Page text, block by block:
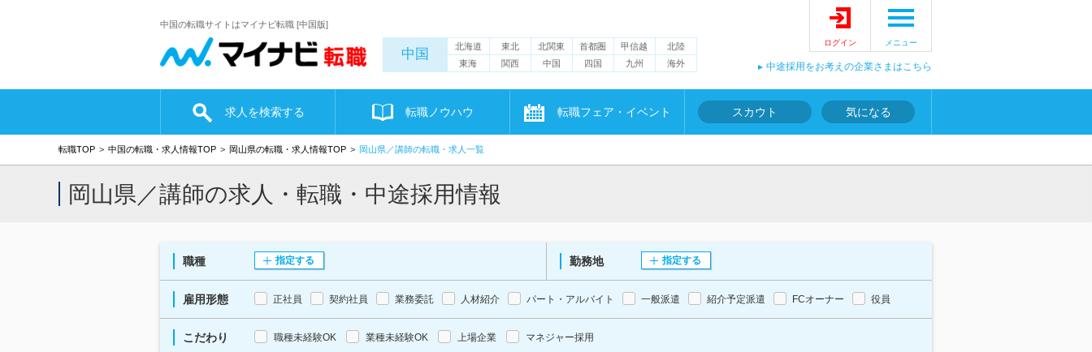
中国の転職サイトはマイナビ転職 [中国版]
中国 北海道 東北 北関東 首都圏 甲信越
北陸
東海
関西 中国 四国 九州 海外
ログイン メニュー
中途採用をお考えの企業さまはこちら
求人を検索する 転職ノウハウ 転職フェア・イベント スカウト 気になる
転職TOP 中国の転職・求人情報TOP 岡山県の転職・求人情報TOP 岡山県／講師の転職・求人一覧
岡山県／講師の求人・転職・中途採用情報
職種 指定する 勤務地 指定する
雇用形態 正社員 契約社員 業務委託 人材紹介 パート・アルバイト 一般派遣 紹介予定派遣 FCオーナー 役員
こだわり 職種未経験OK 業種未経験OK 上場企業 マネジャー採用